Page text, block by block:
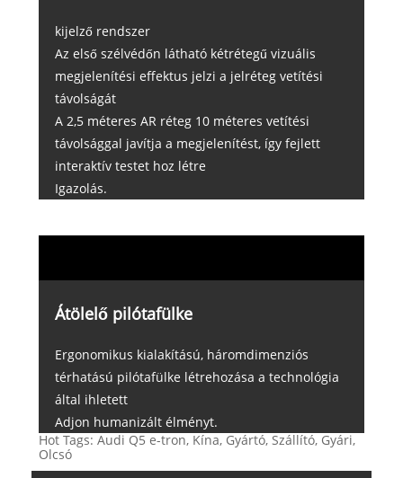
kijelző rendszer
Az első szélvédőn látható kétrétegű vizuális
megjelenítési effektus jelzi a jelréteg vetítési
távolságát
A 2,5 méteres AR réteg 10 méteres vetítési
távolsággal javítja a megjelenítést, így fejlett
interaktív testet hoz létre
Igazolás.
Átölelő pilótafülke
Ergonomikus kialakítású, háromdimenziós
térhatású pilótafülke létrehozása a technológia
által ihletett
Adjon humanizált élményt.
Hot Tags: Audi Q5 e-tron, Kína, Gyártó, Szállító, Gyári,
Olcsó